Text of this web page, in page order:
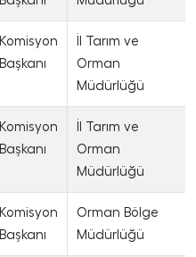
Komisyon
Başkanı
İl Tarım ve
Orman
Müdürlüğü
Komisyon
Başkanı
İl Tarım ve
Orman
Müdürlüğü
Komisyon
Başkanı
Orman Bölge
Müdürlüğü